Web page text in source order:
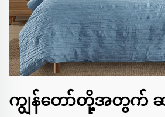
ကျွန်တော်တို့အတွက်